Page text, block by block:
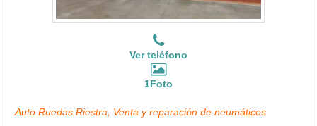
Ver teléfono
1Foto
Auto Ruedas Riestra, Venta y reparación de neumáticos